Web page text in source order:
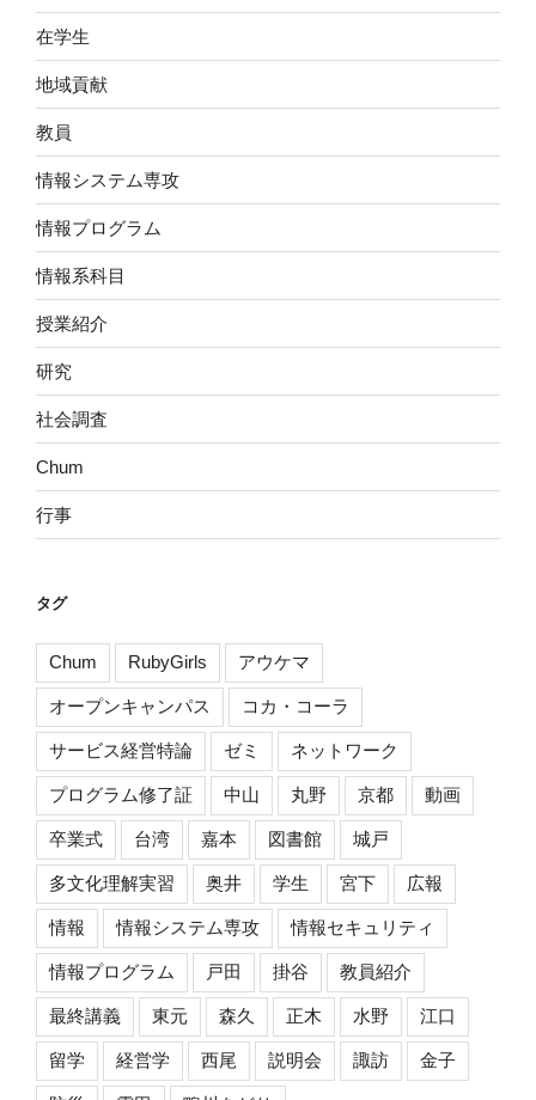
在学生
地域貢献
教員
情報システム専攻
情報プログラム
情報系科目
授業紹介
研究
社会調査
Chum
行事
タグ
Chum RubyGirls アウケマ
オープンキャンパス コカ・コーラ
サービス経営特論 ゼミ ネットワーク
プログラム修了証 中山 丸野 京都 動画
卒業式 台湾 嘉本 図書館 城戸
多文化理解実習 奥井 学生 宮下 広報
情報 情報システム専攻 情報セキュリティ
情報プログラム 戸田 掛谷 教員紹介
最終講義 東元 森久 正木 水野 江口
留学 経営学 西尾 説明会 諏訪 金子